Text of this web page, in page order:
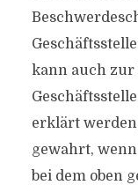
kann auch
erklärt
gewahrt,
bei dem oben